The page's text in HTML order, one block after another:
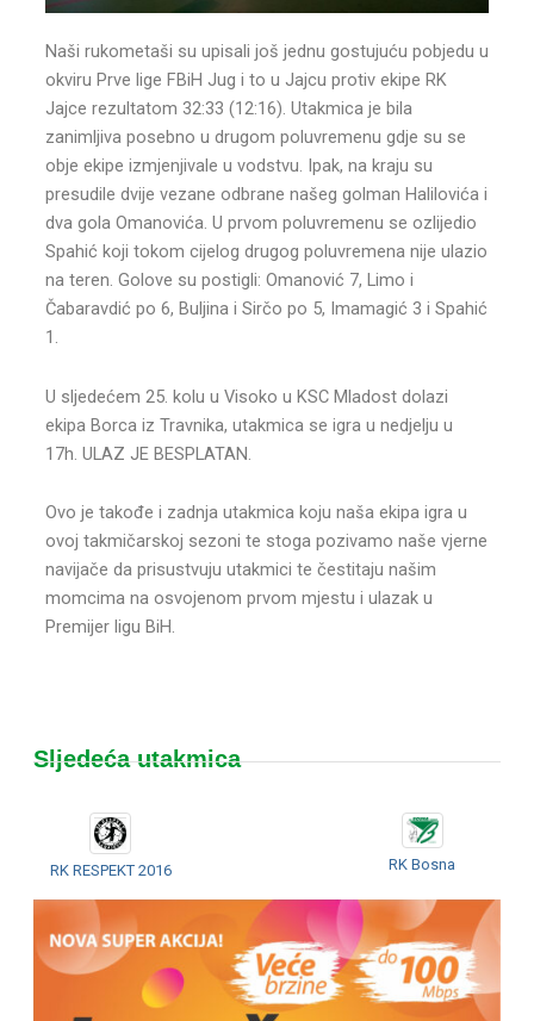
Naši rukometaši su upisali još jednu gostujuću pobjedu u
okviru Prve lige FBiH Jug i to u Jajcu protiv ekipe RK
Jajce rezultatom 32:33 (12:16). Utakmica je bila
zanimljiva posebno u drugom poluvremenu gdje su se
obje ekipe izmjenjivale u vodstvu. Ipak, na kraju su
presudile dvije vezane odbrane našeg golman Halilovića i
dva gola Omanovića. U prvom poluvremenu se ozlijedio
Spahić koji tokom cijelog drugog poluvremena nije ulazio
na teren. Golove su postigli: Omanović 7, Limo i
Čabaravdić po 6, Buljina i Sirčo po 5, Imamagić 3 i Spahić
1.
U sljedećem 25. kolu u Visoko u KSC Mladost dolazi
ekipa Borca iz Travnika, utakmica se igra u nedjelju u
17h. ULAZ JE BESPLATAN.
Ovo je takođe i zadnja utakmica koju naša ekipa igra u
ovoj takmičarskoj sezoni te stoga pozivamo naše vjerne
navijače da prisustvuju utakmici te čestitaju našim
momcima na osvojenom prvom mjestu i ulazak u
Premijer ligu BiH.
Sljedeća utakmica
RK RESPEKT 2016 RK Bosna